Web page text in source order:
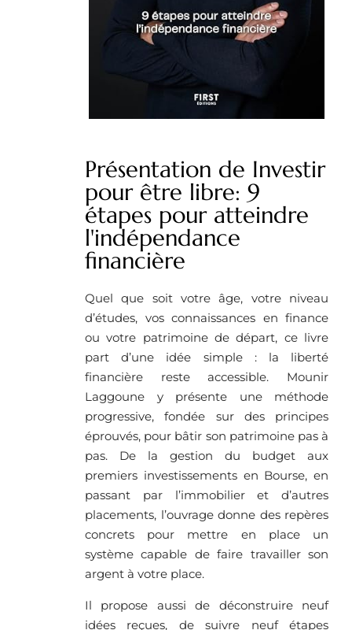
Présentation de Investir
pour être libre: 9
étapes pour atteindre
l'indépendance
financière
Quel que soit votre âge, votre niveau
d’études, vos connaissances en finance
ou votre patrimoine de départ, ce livre
part d’une idée simple : la liberté
financière reste accessible. Mounir
Laggoune y présente une méthode
progressive, fondée sur des principes
éprouvés, pour bâtir son patrimoine pas à
pas. De la gestion du budget aux
premiers investissements en Bourse, en
passant par l’immobilier et d’autres
placements, l’ouvrage donne des repères
concrets pour mettre en place un
système capable de faire travailler son
argent à votre place.
Il propose aussi de déconstruire neuf
idées reçues, de suivre neuf étapes